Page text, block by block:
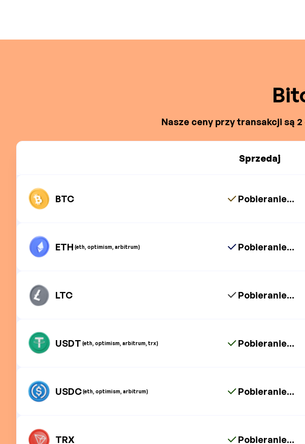
Nasze ceny przy transakcji są
Sprzedaj
BTC Pobieranie...
ETH (eth, optimism, arbitrum) Pobieranie...
LTC Pobieranie...
USDT (eth, optimism, arbitrum, trx) Pobieranie...
USDC(eth, optimism, arbitrum) Pobieranie...
TRX Pobieranie...